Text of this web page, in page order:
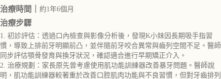
治療時間｜ 約1年6個月
治療步驟
1. 初診評估：透過口內檢查與影像分析後，發現K小妹因長期吸手指習
慣，導致上排前牙明顯前凸，並伴隨前牙咬合異常與齒列空間不足。醫師
同步評估顎骨發育與換牙狀況，確認適合進行早期矯正介入。
2. 治療規劃：家長原先曾考慮使用肌功能訓練器改善暴牙問題。醫師說
明，肌功能訓練器較著重於改善口腔肌肉功能與不良習慣，但對牙齒排列